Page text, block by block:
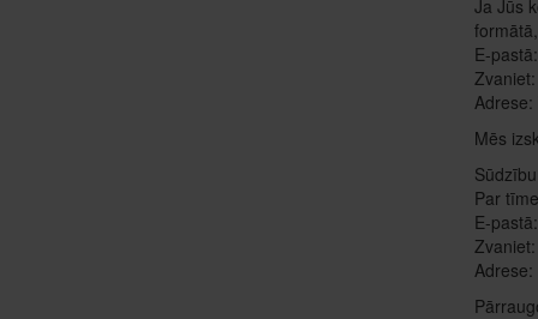
Ja Jūs
E-pastā:
Zvaniet:
Adrese:
Mēs
Par
E-pastā:
Adrese: